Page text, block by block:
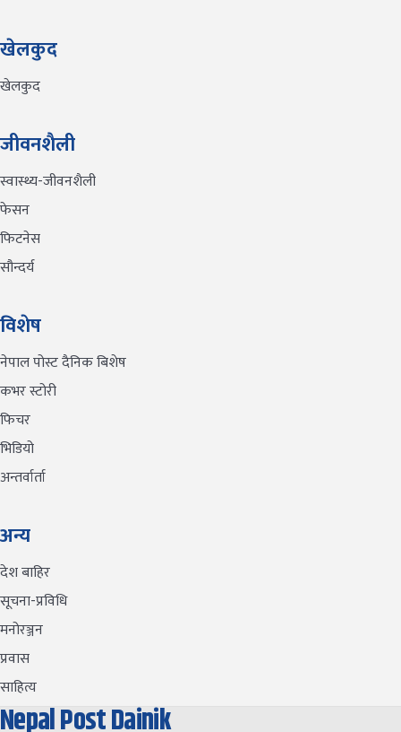
खेलकुद
खेलकुद
जीवनशैली
स्वास्थ्य-जीवनशैली
फेसन
फिटनेस
सौन्दर्य
विशेष
नेपाल पोस्ट दैनिक बिशेष
कभर स्टोरी
फिचर
भिडियो
अन्तर्वार्ता
अन्य
देश बाहिर
सूचना-प्रविधि
मनोरञ्जन
प्रवास
साहित्य
Nepal Post Dainik